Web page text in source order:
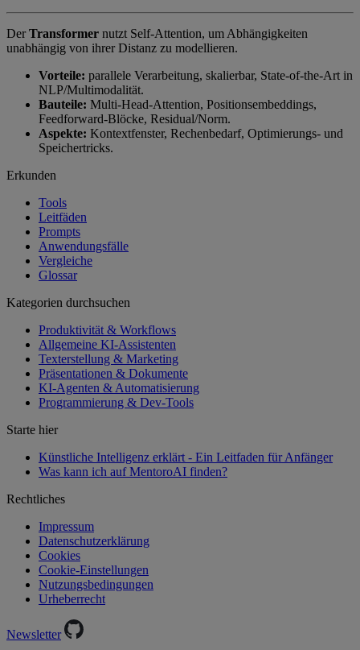
DerTransformer nutzt Self-Attention, um Abhängigkeiten
unabhängig von ihrer Distanz zu modellieren.
Vorteile: parallele Verarbeitung, skalierbar, State-of-the-Art in
NLP/Multimodalität.
Bauteile: Multi-Head-Attention, Positionsembeddings,
Feedforward-Blöcke, Residual/Norm.
Aspekte: Kontextfenster, Rechenbedarf, Optimierungs- und
Speichertricks.
Erkunden
Tools
Leitfäden
Prompts
Anwendungsfälle
Vergleiche
Glossar
Kategorien durchsuchen
Produktivität & Workflows
Allgemeine KI-Assistenten
Texterstellung & Marketing
Präsentationen & Dokumente
KI-Agenten & Automatisierung
Programmierung & Dev-Tools
Starte hier
Künstliche Intelligenz erklärt - Ein Leitfaden für Anfänger
Was kann ich auf MentoroAI finden?
Rechtliches
Impressum
Datenschutzerklärung
Cookies
Cookie-Einstellungen
Nutzungsbedingungen
Urheberrecht
Newsletter